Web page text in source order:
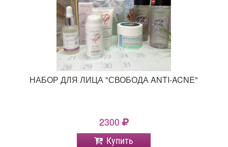
НАБОР ДЛЯ ЛИЦА "СВОБОДА ANTI-ACNE"
2300
Купить